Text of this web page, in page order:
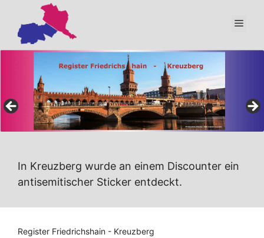
Inhalt
springen
In Kreuzberg wurde an einem Discounter ein
antisemitischer Sticker entdeckt.
Register Friedrichshain - Kreuzberg